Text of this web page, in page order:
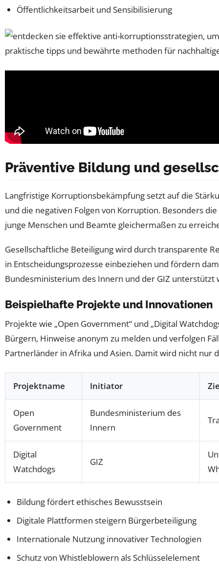
Öffentlichkeitsarbeit und Sensibilisierung
Präventive Bildung und
Langfristige Korruptionsbekämpfung setzt auf die
und die negativen Folgen von Korruption. Besonders
junge Menschen und Beamte gleichermaßen zu
Gesellschaftliche Beteiligung wird durch transparente
in Entscheidungsprozesse einbeziehen und fördern
Bundesministerium des Innern und der GIZ
Beispielhafte Projekte und Innovationen
Projekte wie „Open Government“ und „Digital
Bürgern, Hinweise anonym zu melden und verfolgen
Partnerländer in Afrika und Asien. Damit wird nicht
Projektname Initiator
Open
Government
Bundesministerium des
Innern
Digital
Watchdogs
GIZ
Bildung fördert ethisches Bewusstsein
Digitale Plattformen steigern Bürgerbeteiligung
Internationale Nutzung innovativer Technologien
Schutz von Whistleblowern als Schlüsselelement